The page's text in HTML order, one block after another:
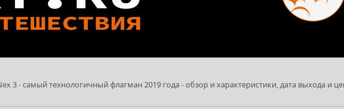
3 - самый технологичный флагман 2019 года - обзор и характеристики, дата выхода и